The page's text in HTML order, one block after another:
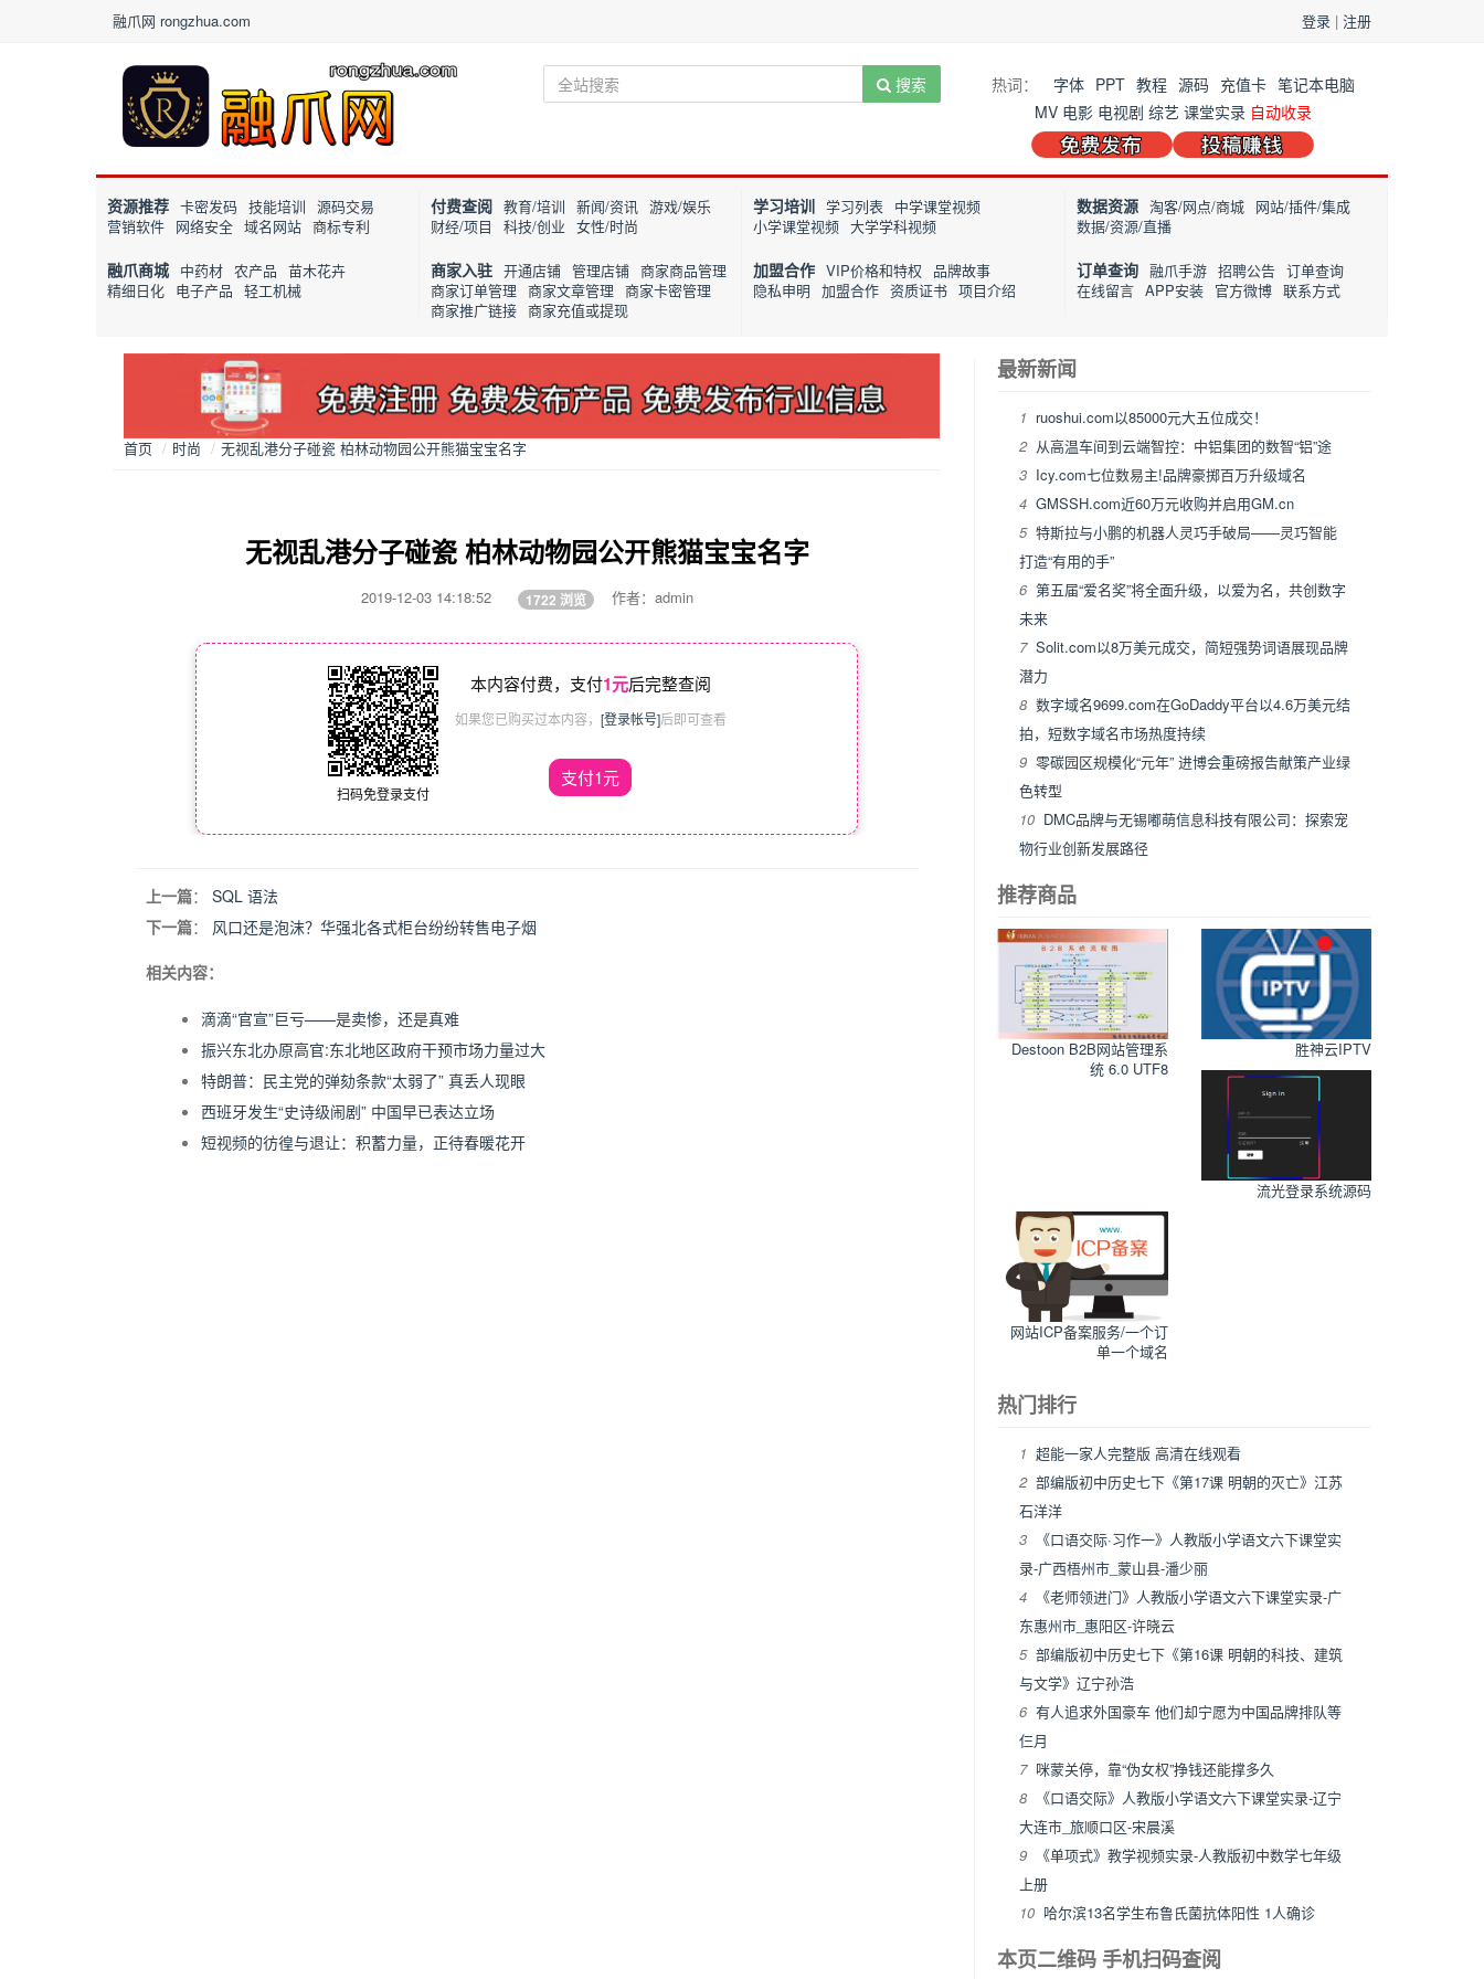
融爪网 rongzhua.com 登录 | 注册
搜索 热词： 字体 PPT 教程 源码 充值卡 笔记本电脑
MV 电影 电视剧 综艺 课堂实录 自动收录
资源推荐 卡密发码 技能培训 源码交易
营销软件 网络安全 域名网站 商标专利
付费查阅 教育/培训 新闻/资讯 游戏/娱乐
财经/项目
科技/创业 女性/时尚
学习培训 学习列表 中学课堂视频
小学课堂视频 大学学科视频
数据资源 淘客/网点/商城
网站/插件/集成
数据/资源/直播
融爪商城 中药材 农产品 苗木花卉
精细日化 电子产品 轻工机械
商家入驻 开通店铺 管理店铺 商家商品管理
商家订单管理 商家文章管理 商家卡密管理
商家推广链接 商家充值或提现
加盟合作 VIP价格和特权
品牌故事
隐私申明 加盟合作 资质证书 项目介绍
订单查询 融爪手游 招聘公告 订单查询
在线留言 APP安装 官方微博 联系方式
首页 / 时尚 / 无视乱港分子碰瓷 柏林动物园公开熊猫宝宝名字
无视乱港分子碰瓷 柏林动物园公开熊猫宝宝名字
2019-12-03 14:18:52 1722 浏览 作者：admin
扫码免登录支付
本内容付费，支付1元后完整查阅
如果您已购买过本内容， [登录帐号]后即可查看
支付1元
上一篇： SQL 语法
下一篇： 风口还是泡沫？华强北各式柜台纷纷转售电子烟
相关内容：
滴滴“官宣”巨亏——是卖惨，还是真难
振兴东北办原高官:东北地区政府干预市场力量过大
特朗普：民主党的弹劾条款“太弱了” 真丢人现眼
西班牙发生“史诗级闹剧” 中国早已表达立场
短视频的彷徨与退让：积蓄力量，正待春暖花开
最新新闻
1 ruoshui.com以85000元大五位成交！
2 从高温车间到云端智控：中铝集团的数智“铝”途
3 Icy.com七位数易主!品牌豪掷百万升级域名
4 GMSSH.com近60万元收购并启用GM.cn
5 特斯拉与小鹏的机器人灵巧手破局——灵巧智能
打造“有用的手”
6 第五届“爱名奖”将全面升级，以爱为名，共创数字
未来
7 Solit.com以8万美元成交，简短强势词语展现品牌
潜力
8 数字域名9699.com在GoDaddy平台以4.6万美元结
拍，短数字域名市场热度持续
9 零碳园区规模化“元年” 进博会重磅报告献策产业绿
色转型
10 DMC品牌与无锡嘟萌信息科技有限公司：探索宠
物行业创新发展路径
推荐商品
Destoon B2B网站管理系
统 6.0 UTF8
胜神云IPTV
流光登录系统源码
网站ICP备案服务/一个订
单一个域名
热门排行
1 超能一家人完整版 高清在线观看
2 部编版初中历史七下《第17课 明朝的灭亡》江苏
石洋洋
3
《口语交际·习作一》人教版小学语文六下课堂实
录-广西梧州市_蒙山县-潘少丽
4
《老师领进门》人教版小学语文六下课堂实录-广
东惠州市_惠阳区-许晓云
5 部编版初中历史七下《第16课 明朝的科技、建筑
与文学》辽宁孙浩
6 有人追求外国豪车 他们却宁愿为中国品牌排队等
仨月
7 咪蒙关停，靠“伪女权”挣钱还能撑多久
8
《口语交际》人教版小学语文六下课堂实录-辽宁
大连市_旅顺口区-宋晨溪
9
《单项式》教学视频实录-人教版初中数学七年级
上册
10 哈尔滨13名学生布鲁氏菌抗体阳性 1人确诊
本页二维码 手机扫码查阅